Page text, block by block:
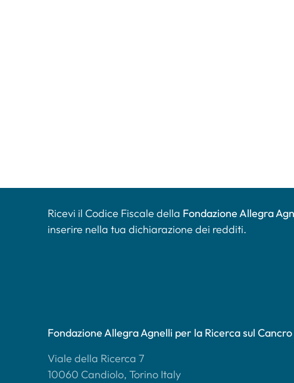
Ricevi il Codice Fiscale della Fondazione Allegra
inserire nella tua dichiarazione dei redditi.
Fondazione Allegra Agnelli per la Ricerca sul
Viale della Ricerca 7
10060 Candiolo, Torino Italy